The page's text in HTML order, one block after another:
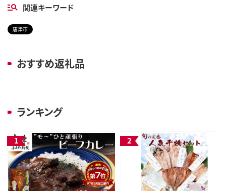
関連キーワード
唐津市
おすすめ返礼品
ランキング